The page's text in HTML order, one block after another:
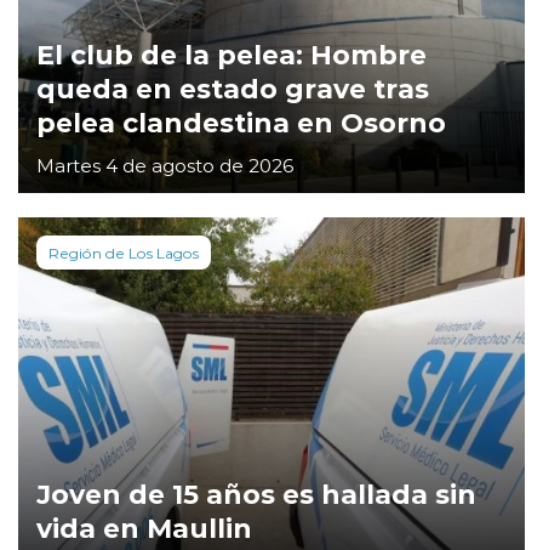
El club de la pelea: Hombre
queda en estado grave tras
pelea clandestina en Osorno
Martes 4 de agosto de 2026
Región de Los Lagos
Joven de 15 años es hallada sin
vida en Maullin